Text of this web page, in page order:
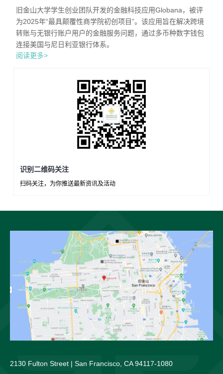
旧金山大学学生创业团队开发的金融科技应用Globana，被评
为2025年“最具颠覆性商学院初创项目”。该应用旨在解决跨境
转账与无银行账户用户的金融服务问题，通过多币种数字钱包
连接美国与尼日利亚银行体系。
阅读更多>
识别二维码关注
扫码关注，为你推送最新资讯及活动
2130 Fulton Street | San Francisco, CA 94117-1080